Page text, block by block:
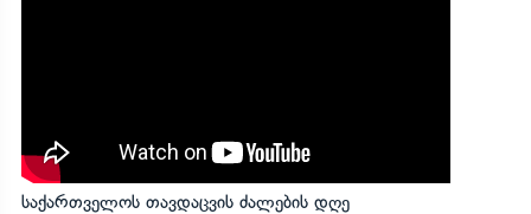
საქართველოს თავდაცვის ძალების დღე